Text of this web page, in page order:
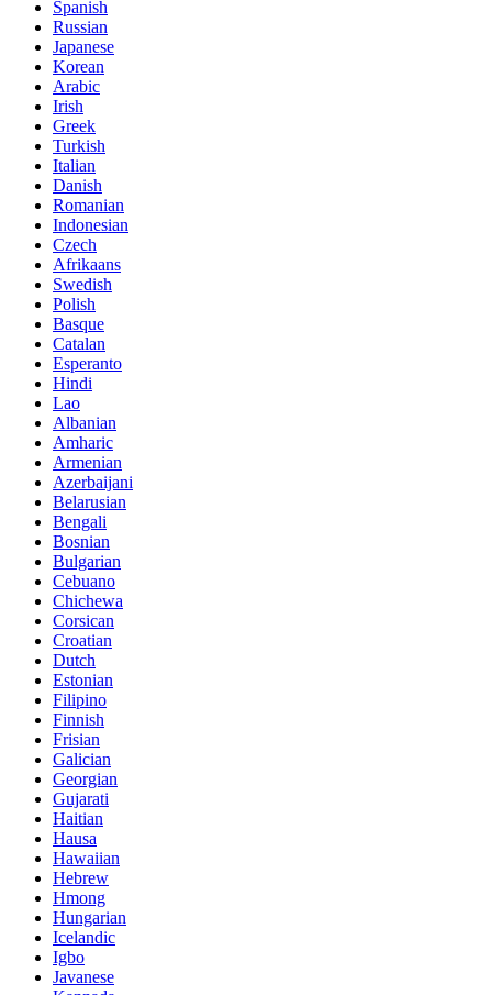
Spanish
Russian
Japanese
Korean
Arabic
Irish
Greek
Turkish
Italian
Danish
Romanian
Indonesian
Czech
Afrikaans
Swedish
Polish
Basque
Catalan
Esperanto
Hindi
Lao
Albanian
Amharic
Armenian
Azerbaijani
Belarusian
Bengali
Bosnian
Bulgarian
Cebuano
Chichewa
Corsican
Croatian
Dutch
Estonian
Filipino
Finnish
Frisian
Galician
Georgian
Gujarati
Haitian
Hausa
Hawaiian
Hebrew
Hmong
Hungarian
Icelandic
Igbo
Javanese